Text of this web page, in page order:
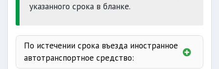
указанного срока в бланке.
По истечении срока въезда иностранное
автотранспортное средство: